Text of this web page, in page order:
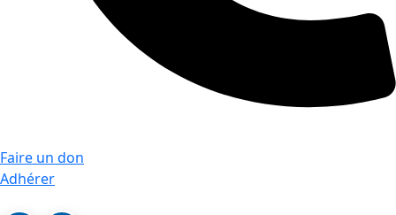
Faire un don
Adhérer